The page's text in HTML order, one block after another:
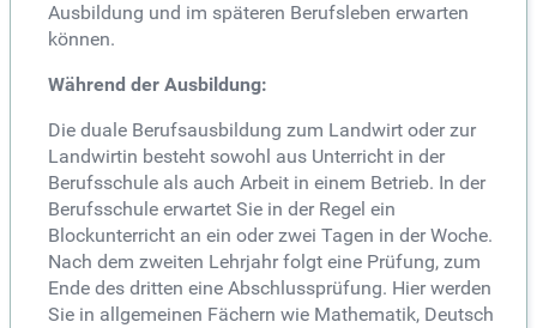
Ausbildung und im späteren Berufsleben erwarten
können.
Während der Ausbildung:
Die duale Berufsausbildung zum Landwirt oder zur
Landwirtin besteht sowohl aus Unterricht in der
Berufsschule als auch Arbeit in einem Betrieb. In der
Berufsschule erwartet Sie in der Regel ein
Blockunterricht an ein oder zwei Tagen in der Woche.
Nach dem zweiten Lehrjahr folgt eine Prüfung, zum
Ende des dritten eine Abschlussprüfung. Hier werden
Sie in allgemeinen Fächern wie Mathematik, Deutsch